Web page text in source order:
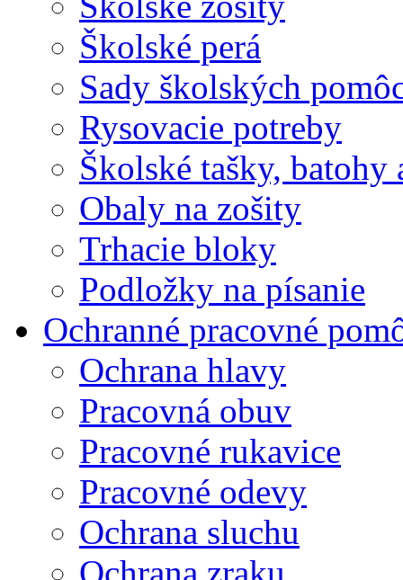
Školské perá
Sady školských
Rysovacie potreby
Školské tašky, batohy
Obaly na zošity
Trhacie bloky
Podložky na písanie
Ochranné pracovné
Ochrana hlavy
Pracovná obuv
Pracovné rukavice
Pracovné odevy
Ochrana sluchu
Ochrana zraku